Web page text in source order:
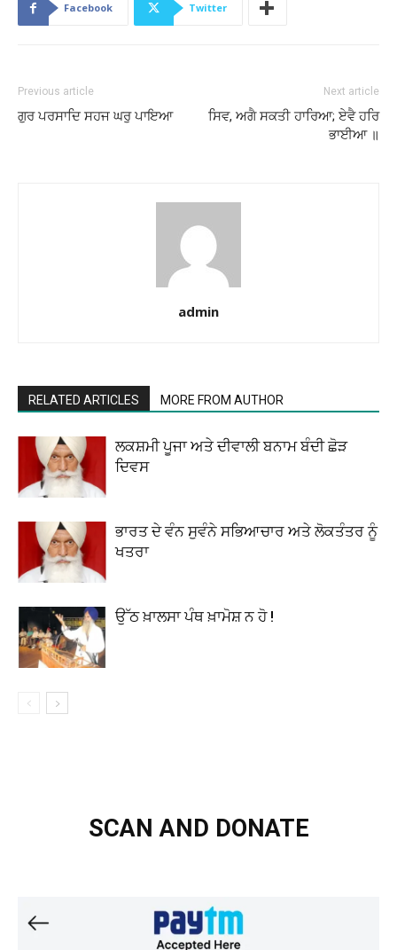
Facebook Twitter
Previous article
ਗੁਰ ਪਰਸਾਦਿ ਸਹਜ ਘਰੁ ਪਾਇਆ
Next article
ਸਿਵ, ਅਗੈ ਸਕਤੀ ਹਾਰਿਆ; ਏਵੈ ਹਰਿ
ਭਾਈਆ ॥
admin
RELATED ARTICLES MORE FROM AUTHOR
ਲਕਸ਼ਮੀ ਪੂਜਾ ਅਤੇ ਦੀਵਾਲੀ ਬਨਾਮ ਬੰਦੀ ਛੋੜ
ਦਿਵਸ
ਭਾਰਤ ਦੇ ਵੰਨ ਸੁਵੰਨੇ ਸਭਿਆਚਾਰ ਅਤੇ ਲੋਕਤੰਤਰ ਨੂੰ
ਖਤਰਾ
ਉੱਠ ਖ਼ਾਲਸਾ ਪੰਥ ਖ਼ਾਮੋਸ਼ ਨ ਹੋ !
SCAN AND DONATE